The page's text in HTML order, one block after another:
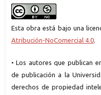
Esta obra está bajo una
Atribución-NoComercial 4.0.
• Los autores que publican
de publicación a la
derechos de propiedad